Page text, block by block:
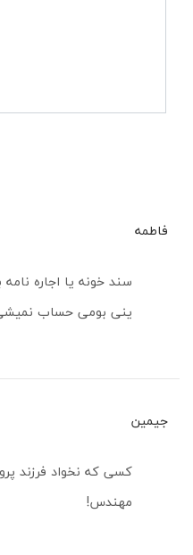
فاطمه
سند خونه یا اجاره
ینی بومی حساب
جیمین
کسی که نخواد فرزند
مهندس!